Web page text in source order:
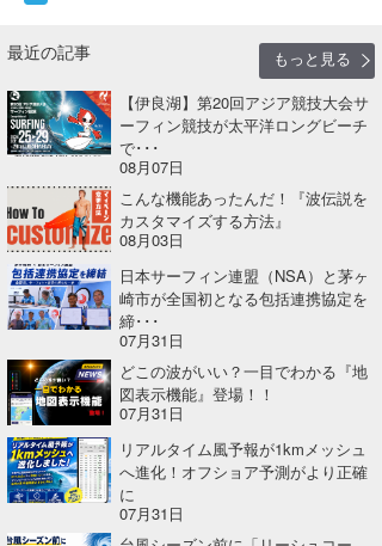
最近の記事
もっと見る
【伊良湖】第20回アジア競技大会サ
ーフィン競技が太平洋ロングビーチ
で･･･
08月07日
こんな機能あったんだ！『波伝説を
カスタマイズする方法』
08月03日
日本サーフィン連盟（NSA）と茅ヶ
崎市が全国初となる包括連携協定を
締･･･
07月31日
どこの波がいい？一目でわかる『地
図表示機能』登場！！
07月31日
リアルタイム風予報が1kmメッシュ
へ進化！オフショア予測がより正確
に
07月31日